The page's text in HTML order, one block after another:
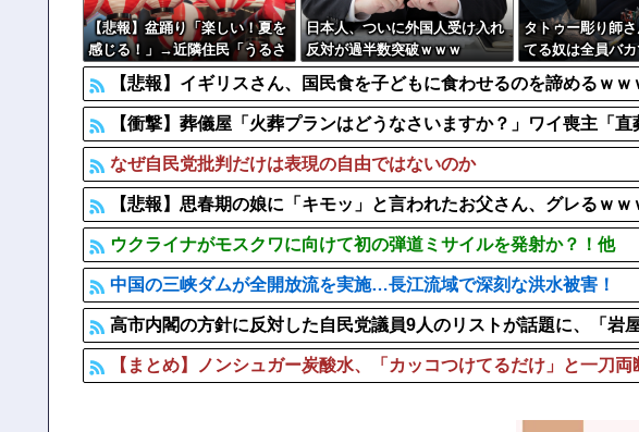
【批判】ワールドカップ決勝のハーフタイムショー、英紙｢BTSが出てきて
【悲報】盆踊り「楽しい！夏を
感じる！」→近隣住民「うるさ
い」→開催場所半減
日本人、ついに外国人受け入れ
反対が過半数突破ｗｗｗ
タトゥー彫り師
てる奴は全員バ
再生ｗｗｗｗｗｗ
【悲報】イギリスさん、国民食を子どもに食わせるのを諦めるｗｗ
【衝撃】葬儀屋「火葬プランはどうなさいますか？」ワイ喪主「
なぜ自民党批判だけは表現の自由ではないのか
【悲報】思春期の娘に「キモッ」と言われたお父さん、グレるｗｗ
ウクライナがモスクワに向けて初の弾道ミサイルを発射か？！他
中国の三峡ダムが全開放流を実施…長江流域で深刻な洪水被害！
高市内閣の方針に反対した自民党議員9人のリストが話題に、「岩
【まとめ】ノンシュガー炭酸水、「カッコつけてるだけ」と一刀